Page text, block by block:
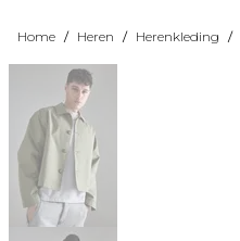
Home / Heren / Herenkleding /